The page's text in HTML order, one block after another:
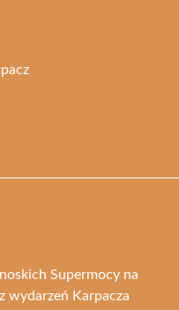
Supermocy na
wydarzeń Karpacza